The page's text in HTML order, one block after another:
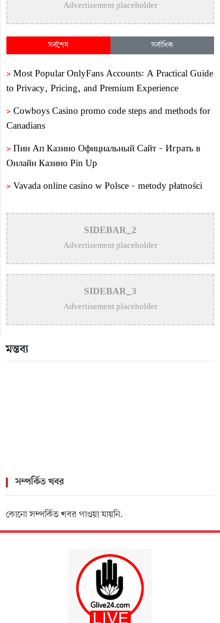
Advertisement placeholder
সর্বশেষ সর্বাধিক
> Most Popular OnlyFans Accounts: A Practical Guide
to Privacy, Pricing, and Premium Experience
> Cowboys Casino promo code steps and methods for
Canadians
> Пин Ап Казино Официальный Сайт – Играть в
Онлайн Казино Pin Up
> Vavada online casino w Polsce – metody płatności
Онлайн Казино Pin Up
>
Mostbet AZ – bukmeker ve kazino Mostbet – Giriş
rəsmi sayt
>
Casino вход на зеркало
>Aviator – O Guia Essencial para Jogar e Vencer na
>Олимп казино официальный сайт в Казахстане –
SIDEBAR_2
Advertisement placeholder
SIDEBAR_3
Advertisement placeholder
মন্তব্য
সম্পর্কিত খবর
কোনো সম্পর্কিত খবর পাওয়া যায়নি.